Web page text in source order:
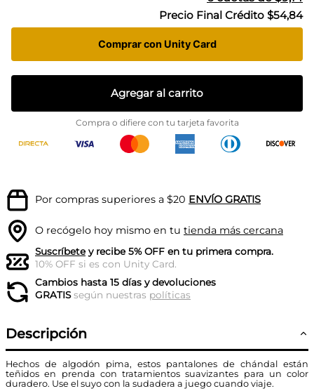
Precio Final Crédito $54,84
Comprar con Unity Card
Agregar al carrito
Compra o difiere con tu tarjeta favorita
Por compras superiores a $20 ENVÍO GRATIS
O recógelo hoy mismo en tu tienda más cercana
Suscríbetey recibe 5% OFF en tu primera compra.
10% OFF si es con Unity Card.
Cambios hasta 15 días y devoluciones
GRATISsegún nuestras políticas
Descripción
Hechos de algodón pima, estos pantalones de chándal están
teñidos en prenda con tratamientos suavizantes para un color
duradero. Use el suyo con la sudadera a juego cuando viaje.